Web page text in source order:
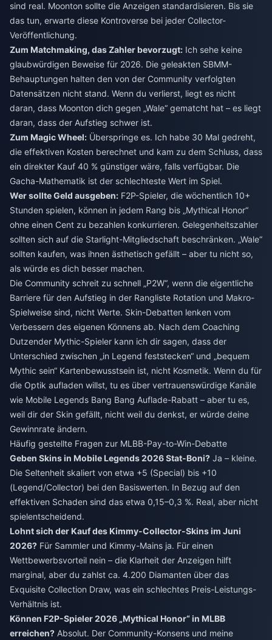
sind real. Moonton sollte die Anzeigen standardisieren. Bis sie
das tun, erwarte diese Kontroverse bei jeder Collector-
Veröffentlichung.
Zum Matchmaking, das Zahler bevorzugt: Ich sehe keine
glaubwürdigen Beweise für 2026. Die geleakten SBMM-
Behauptungen halten den von der Community verfolgten
Datensätzen nicht stand. Wenn du verlierst, liegt es nicht
daran, dass Moonton dich gegen „Wale“ gematcht hat – es liegt
daran, dass der Aufstieg schwer ist.
Zum Magic Wheel: Überspringe es. Ich habe 30 Mal gedreht,
die effektiven Kosten berechnet und kam zu dem Schluss, dass
ein direkter Kauf 40 % günstiger wäre, falls verfügbar. Die
Gacha-Mathematik ist der schlechteste Wert im Spiel.
Wer sollte Geld ausgeben: F2P-Spieler, die wöchentlich 10+
Stunden spielen, können in jedem Rang bis „Mythical Honor“
ohne einen Cent zu bezahlen konkurrieren. Gelegenheitszahler
sollten sich auf die Starlight-Mitgliedschaft beschränken. „Wale“
sollten kaufen, was ihnen ästhetisch gefällt – aber tu nicht so,
als würde es dich besser machen.
Die Community schreit zu schnell „P2W“, wenn die eigentliche
Barriere für den Aufstieg in der Rangliste Rotation und Makro-
Spielweise sind, nicht Werte. Skin-Debatten lenken vom
Verbessern des eigenen Könnens ab. Nach dem Coaching
Dutzender Mythic-Spieler kann ich dir sagen, dass der
Unterschied zwischen „in Legend feststecken“ und „bequem
Mythic sein“ Kartenbewusstsein ist, nicht Kosmetik. Wenn du für
die Optik aufladen willst, tu es über vertrauenswürdige Kanäle
wie Mobile Legends Bang Bang Auflade-Rabatt – aber tu es,
weil dir der Skin gefällt, nicht weil du denkst, er würde deine
Gewinnrate ändern.
Häufig gestellte Fragen zur MLBB-Pay-to-Win-Debatte
Geben Skins in Mobile Legends 2026 Stat-Boni? Ja – kleine.
Die Seltenheit skaliert von etwa +5 (Special) bis +10
(Legend/Collector) bei den Basiswerten. In Bezug auf den
effektiven Schaden sind das etwa 0,15–0,3 %. Real, aber nicht
spielentscheidend.
Lohnt sich der Kauf des Kimmy-Collector-Skins im Juni
2026? Für Sammler und Kimmy-Mains ja. Für einen
Wettbewerbsvorteil nein – die Klarheit der Anzeigen hilft
marginal, aber du zahlst ca. 4.200 Diamanten über das
Exquisite Collection Draw, was ein schlechtes Preis-Leistungs-
Verhältnis ist.
Können F2P-Spieler 2026 „Mythical Honor“ in MLBB
erreichen? Absolut. Der Community-Konsens und meine